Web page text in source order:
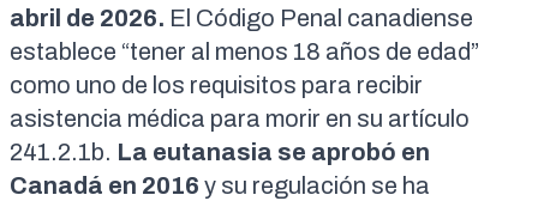
abril de 2026. El Código Penal canadiense
establece “tener al menos 18 años de edad”
como uno de los requisitos para recibir
asistencia médica para morir en su artículo
241.2.1b. La eutanasia se aprobó en
Canadá en 2016 y su regulación se ha